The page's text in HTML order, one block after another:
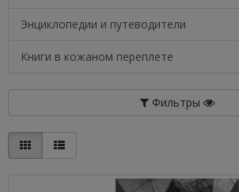
Энциклопедии и путеводители
Книги в кожаном переплете
Фильтры